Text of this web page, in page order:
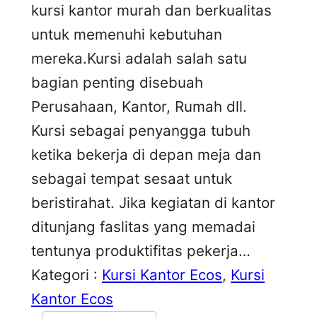
kursi kantor murah dan berkualitas
untuk memenuhi kebutuhan
mereka.Kursi adalah salah satu
bagian penting disebuah
Perusahaan, Kantor, Rumah dll.
Kursi sebagai penyangga tubuh
ketika bekerja di depan meja dan
sebagai tempat sesaat untuk
beristirahat. Jika kegiatan di kantor
ditunjang faslitas yang memadai
tentunya produktifitas pekerja…
Kategori : Kursi Kantor Ecos, Kursi
Kantor Ecos